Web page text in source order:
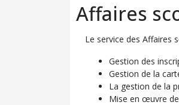
Affaires
Le service des Affaires
Gestion des
Gestion de la
La gestion de la
Mise en œuvre